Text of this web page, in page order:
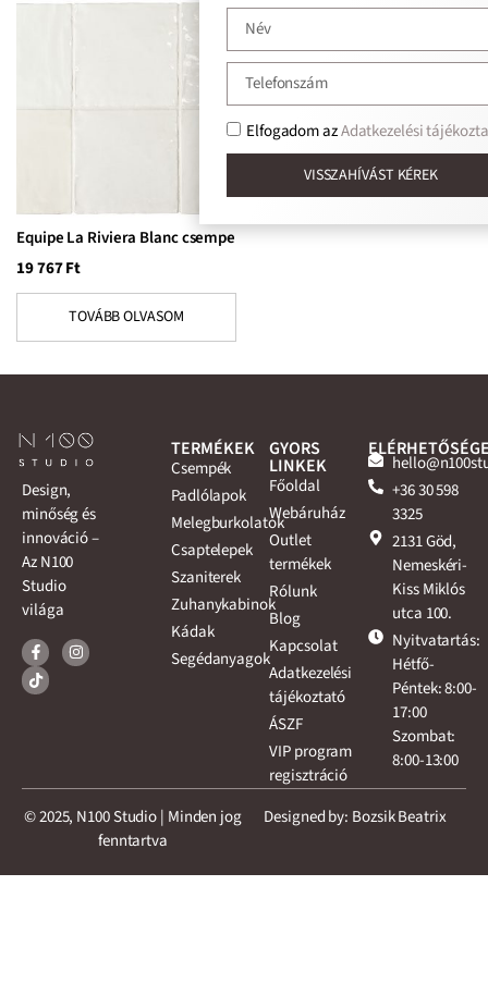
Equipe La Riviera Blanc csempe
19 767Ft
TOVÁBB OLVASOM
Design,
minőség és
innováció –
Az N100
Studio
világa
TERMÉKEK
Csempék
Padlólapok
Melegburkolatok
Csaptelepek
Szaniterek
Zuhanykabinok
Kádak
Segédanyagok
GYORS
LINKEK
Főoldal
Webáruház
Outlet
termékek
Rólunk
Blog
Kapcsolat
Adatkezelési
tájékoztató
ÁSZF
VIP program
regisztráció
+36 30 598
3325
2131 Göd,
Nemeskéri-
Kiss Miklós
utca 100.
Nyitvatartás:
Hétfő-
Péntek: 8:00-
17:00
Szombat:
8:00-13:00
© 2025, N100 Studio | Minden jog
fenntartva
Designed by: Bozsik Beatrix
Elfogadom azAdatkezelési
VISSZAHÍVÁST KÉREK